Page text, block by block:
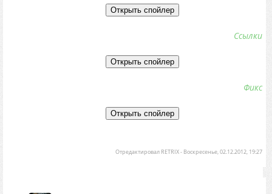
Ссылки
Фикс
Отредактировал RETRIX- Воскресенье, 02.12.2012, 19:27